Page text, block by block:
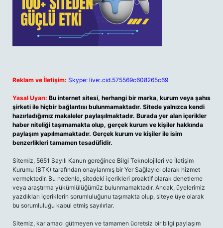
Reklam ve İletişim: Skype: live:.cid.575569c608265c69
Yasal Uyarı: Bu internet sitesi, herhangi bir marka, kurum veya şahıs
şirketi ile hiçbir bağlantısı bulunmamaktadır. Sitede yalnızca kendi
hazırladığımız makaleler paylaşılmaktadır. Burada yer alan içerikler
haber niteliği taşımamakta olup, gerçek kurum ve kişiler hakkında
paylaşım yapılmamaktadır. Gerçek kurum ve kişiler ile isim
benzerlikleri tamamen tesadüfidir.
Sitemiz, 5651 Sayılı Kanun gereğince Bilgi Teknolojileri ve İletişim
Kurumu (BTK) tarafından onaylanmış bir Yer Sağlayıcı olarak hizmet
vermektedir. Bu nedenle, sitedeki içerikleri proaktif olarak denetleme
veya araştırma yükümlülüğümüz bulunmamaktadır. Ancak, üyelerimiz
yazdıkları içeriklerin sorumluluğunu taşımakta olup, siteye üye olarak
bu sorumluluğu kabul etmiş sayılırlar.
Sitemiz, kar amacı gütmeyen ve tamamen ücretsiz bir bilgi paylaşım